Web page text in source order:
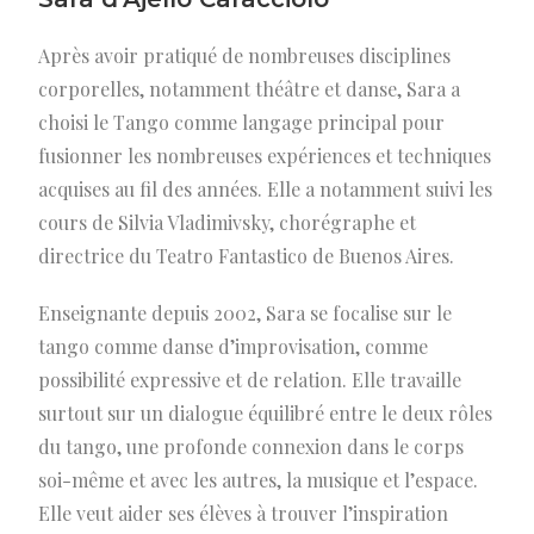
Après avoir pratiqué de nombreuses disciplines
corporelles, notamment théâtre et danse, Sara a
choisi le Tango comme langage principal pour
fusionner les nombreuses expériences et techniques
acquises au fil des années. Elle a notamment suivi les
cours de Silvia Vladimivsky, chorégraphe et
directrice du Teatro Fantastico de Buenos Aires.
Enseignante depuis 2002, Sara se focalise sur le
tango comme danse d’improvisation, comme
possibilité expressive et de relation. Elle travaille
surtout sur un dialogue équilibré entre le deux rôles
du tango, une profonde connexion dans le corps
soi-même et avec les autres, la musique et l’espace.
Elle veut aider ses élèves à trouver l’inspiration